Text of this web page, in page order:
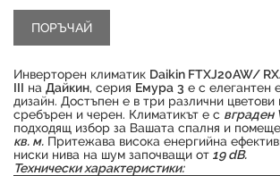
Инверторен климатик Daikin FTXJ20AW/
III на Дайкин, серия Емура 3 е с елегантен
дизайн. Достъпен е в три различни цветови
сребърен и черен. Климатикът е с вграден
подходящ избор за Вашата спалня и
кв. м. Притежава висока енергийна
ниски нива на шум започващи от 19 dB.
Технически характеристики: